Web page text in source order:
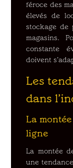
féroce des
élevés de
stockage de
magasins.
constante
doivent
Les
dans
La
ligne
La montée
une